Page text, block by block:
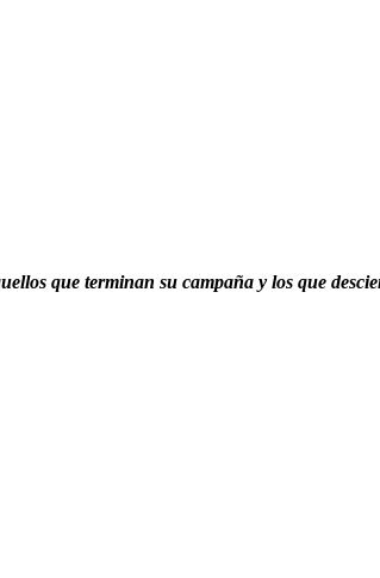
que terminan su campaña y los que